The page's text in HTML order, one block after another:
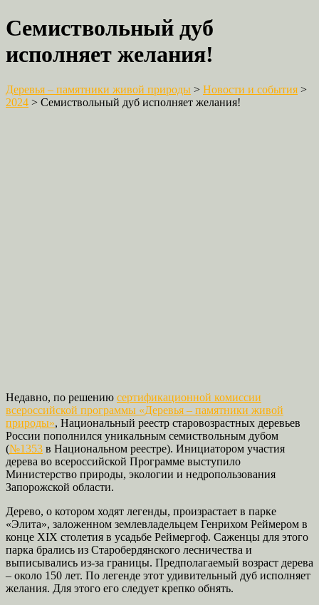
Семиствольный дуб
исполняет желания!
Деревья – памятники живой природы > Новости и события >
2024 > Семиствольный дуб исполняет желания!
Недавно, по решению сертификационной комиссии
всероссийской программы «Деревья – памятники живой
природы», Национальный реестр старовозрастных деревьев
России пополнился уникальным семиствольным дубом
(№1353 в Национальном реестре). Инициатором участия
дерева во всероссийской Программе выступило
Министерство природы, экологии и недропользования
Запорожской области.
Дерево, о котором ходят легенды, произрастает в парке
«Элита», заложенном землевладельцем Генрихом Реймером в
конце XIX столетия в усадьбе Реймергоф. Саженцы для этого
парка брались из Старобердянского лесничества и
выписывались из-за границы. Предполагаемый возраст дерева
– около 150 лет. По легенде этот удивительный дуб исполняет
желания. Для этого его следует крепко обнять.